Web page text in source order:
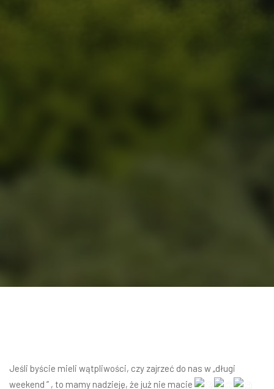
Jeśli byście mieli wątpliwości, czy zajrzeć do nas w „długi
weekend ” , to mamy nadzieję, że już nie macie